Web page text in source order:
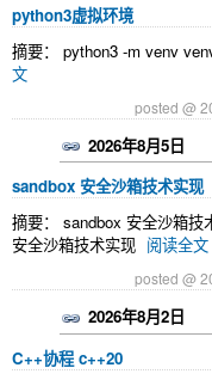
python3虚拟环境
摘要： python3 -m venv
文
posted @
2026年8月5日
sandbox 安全沙箱技术实现
摘要： sandbox 安全沙箱技
安全沙箱技术实现 阅读全文
posted @
2026年8月2日
C++协程 c++20